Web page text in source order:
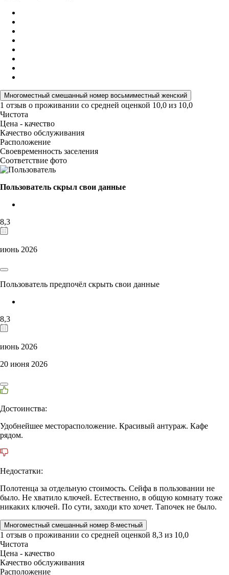
Многоместный смешанный номер восьмиместный женский
1 отзыв о проживании со средней оценкой 10,0 из 10,0
Чистота
Цена - качество
Качество обслуживания
Расположение
Своевременность заселения
Соответствие фото
Пользователь скрыл свои данные
8,3
июнь 2026
Пользователь предпочёл скрыть свои данные
8,3
июнь 2026
20 июня 2026
Достоинства:
Удобнейшее месторасположение. Красивый антураж. Кафе
рядом.
Недостатки:
Полотенца за отдельную стоимость. Сейфа в пользовании не
было. Не хватило ключей. Естественно, в общую комнату тоже
никаких ключей. По сути, заходи кто хочет. Тапочек не было.
Многоместный смешанный номер 8-местный
1 отзыв о проживании со средней оценкой 8,3 из 10,0
Чистота
Цена - качество
Качество обслуживания
Расположение